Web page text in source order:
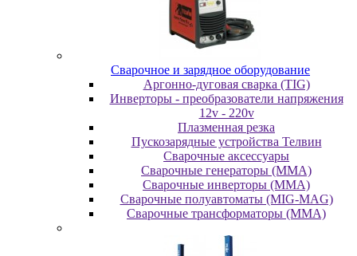
Cвapoчнoe и зарядное оборудование
Аргонно-дуговая сварка (TIG)
Инверторы - преобразователи напряжения
12v - 220v
Плазменная резка
Пускозарядные устройства Телвин
Сварочные аксессуары
Сварочные генераторы (MMA)
Сварочные инверторы (MMA)
Сварочные полуавтоматы (MIG-MAG)
Сварочные трансформаторы (MMA)